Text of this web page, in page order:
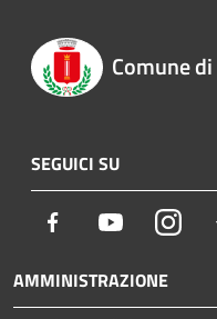
Comune
SEGUICI SU
Facebook Youtube
AMMINISTRAZIONE